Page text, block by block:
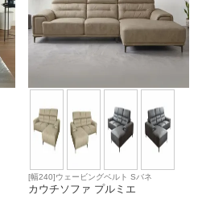
[幅240]ウェービングベルト Sバネ
カウチソファ プルミエ